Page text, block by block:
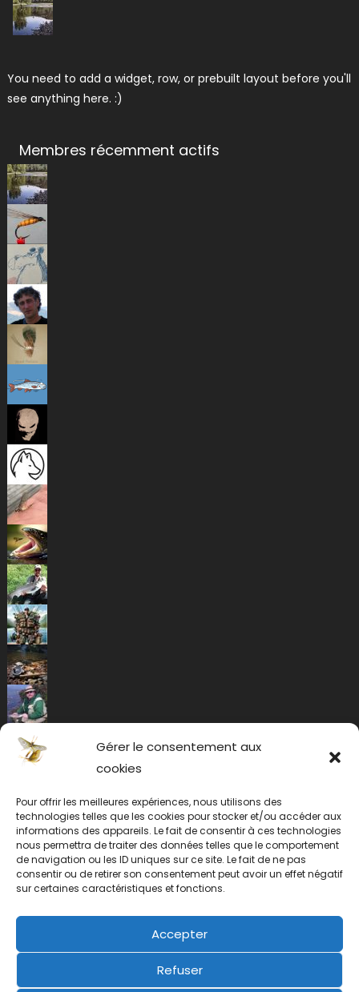
Gérer le consentement aux
cookies
Pour offrir les meilleures expériences, nous utilisons des
technologies telles que les cookies pour stocker et/ou accéder aux
informations des appareils. Le fait de consentir à ces technologies
nous permettra de traiter des données telles que le comportement
de navigation ou les ID uniques sur ce site. Le fait de ne pas
consentir ou de retirer son consentement peut avoir un effet négatif
sur certaines caractéristiques et fonctions.
Accepter
Refuser
You need to add a widget, row, or prebuilt layout before you'll
see anything here. :)
Membres récemment actifs